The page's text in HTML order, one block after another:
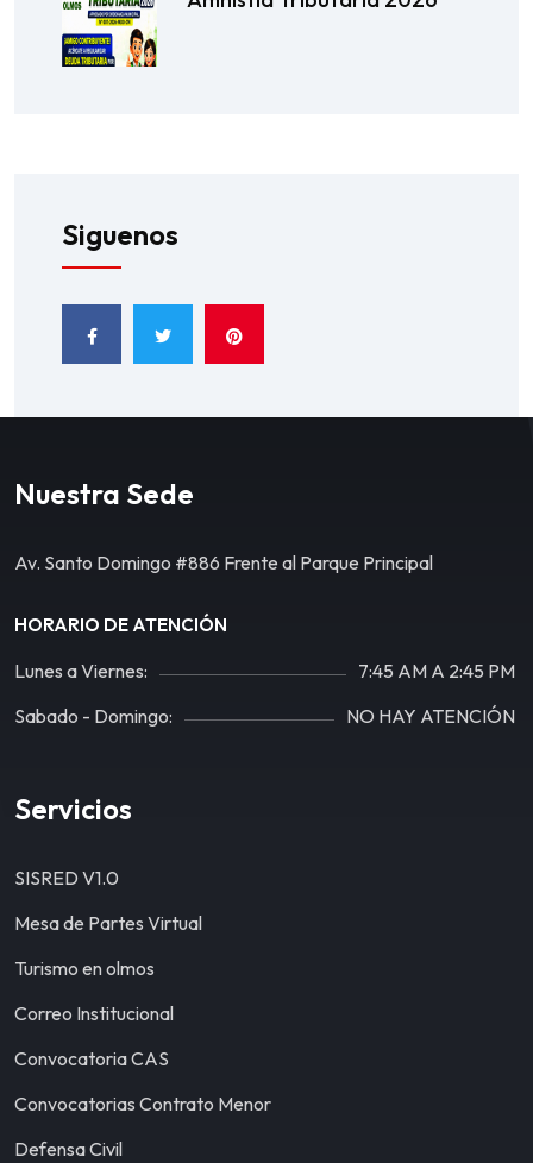
Siguenos
Nuestra Sede
Av. Santo Domingo #886 Frente al Parque Principal
HORARIO DE ATENCIÓN
Lunes a Viernes:
7:45 AM A 2:45 PM
Sabado - Domingo:
NO HAY ATENCIÓN
Servicios
SISRED V1.0
Mesa de Partes Virtual
Turismo en olmos
Correo Institucional
Convocatoria CAS
Convocatorias Contrato Menor
Defensa Civil